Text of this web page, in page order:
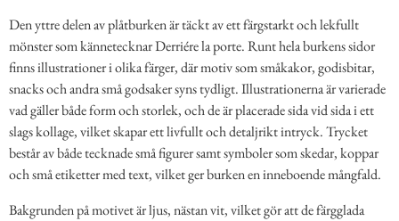
Den yttre delen av plåtburken är täckt av ett färgstarkt och lekfullt
mönster som kännetecknar Derriére la porte. Runt hela burkens sidor
finns illustrationer i olika färger, där motiv som småkakor, godisbitar,
snacks och andra små godsaker syns tydligt. Illustrationerna är varierade
vad gäller både form och storlek, och de är placerade sida vid sida i ett
slags kollage, vilket skapar ett livfullt och detaljrikt intryck. Trycket
består av både tecknade små figurer samt symboler som skedar, koppar
och små etiketter med text, vilket ger burken en inneboende mångfald.
Bakgrunden på motivet är ljus, nästan vit, vilket gör att de färgglada